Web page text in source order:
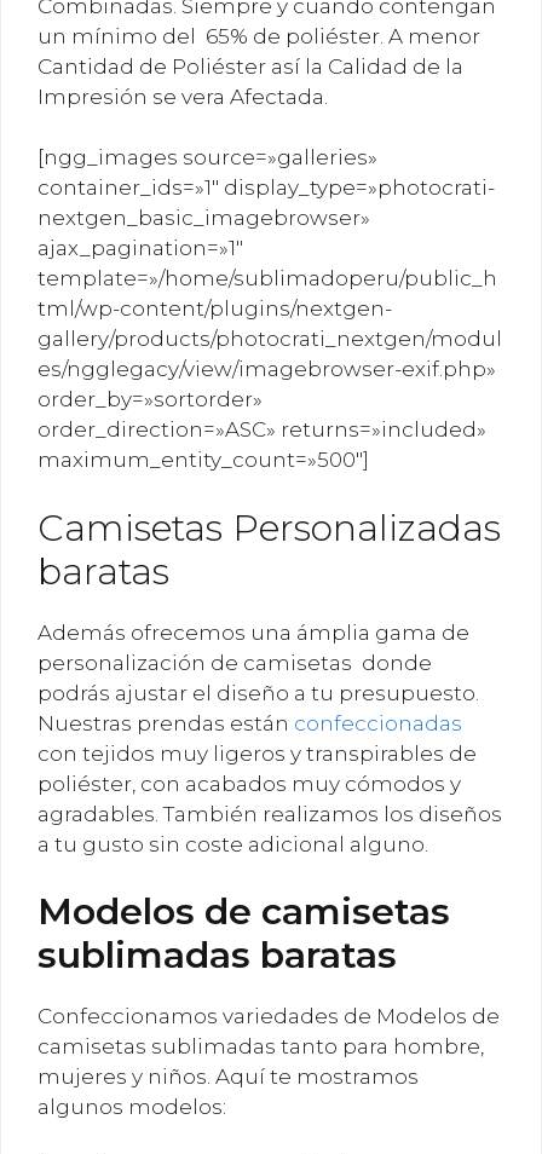
Combinadas. Siempre y cuando contengan
un mínimo del 65% de poliéster. A menor
Cantidad de Poliéster así la Calidad de la
Impresión se vera Afectada.
[ngg_images source=»galleries»
container_ids=»1″ display_type=»photocrati-
nextgen_basic_imagebrowser»
ajax_pagination=»1″
template=»/home/sublimadoperu/public_h
tml/wp-content/plugins/nextgen-
gallery/products/photocrati_nextgen/modul
es/ngglegacy/view/imagebrowser-exif.php»
order_by=»sortorder»
order_direction=»ASC» returns=»included»
maximum_entity_count=»500″]
Camisetas Personalizadas
baratas
Además ofrecemos una ámplia gama de
personalización de camisetas donde
podrás ajustar el diseño a tu presupuesto.
Nuestras prendas están confeccionadas
con tejidos muy ligeros y transpirables de
poliéster, con acabados muy cómodos y
agradables. También realizamos los diseños
a tu gusto sin coste adicional alguno.
Modelos de camisetas
sublimadas baratas
Confeccionamos variedades de Modelos de
camisetas sublimadas tanto para hombre,
mujeres y niños. Aquí te mostramos
algunos modelos: